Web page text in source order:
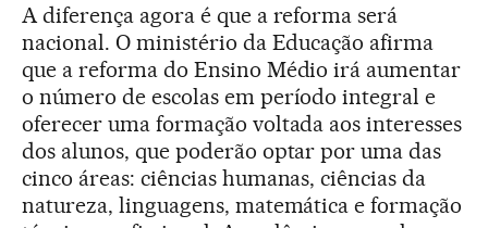
A diferença agora é que a reforma será
nacional. O ministério da Educação afirma
que a reforma do Ensino Médio irá aumentar
o número de escolas em período integral e
oferecer uma formação voltada aos interesses
dos alunos, que poderão optar por uma das
cinco áreas: ciências humanas, ciências da
natureza, linguagens, matemática e formação